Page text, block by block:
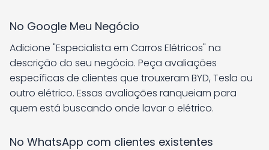
No Google Meu Negócio
Adicione "Especialista em Carros Elétricos" na
descrição do seu negócio. Peça avaliações
específicas de clientes que trouxeram BYD, Tesla ou
outro elétrico. Essas avaliações ranqueiam para
quem está buscando onde lavar o elétrico.
No WhatsApp com clientes existentes